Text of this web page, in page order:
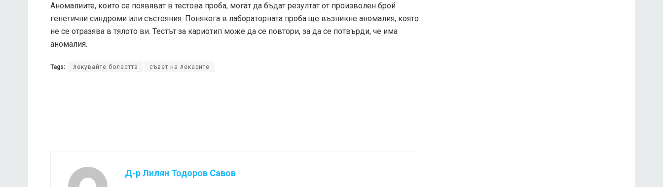
Аномалиите, които се появяват в тестова проба, могат да бъдат резултат от произволен брой
генетични синдроми или състояния. Понякога в лабораторната проба ще възникне аномалия, която
не се отразява в тялото ви. Тестът за кариотип може да се повтори, за да се потвърди, че има
аномалия.
Tags: лекувайте болестта съвет на лекарите
Д-р Лилян Тодоров Савов